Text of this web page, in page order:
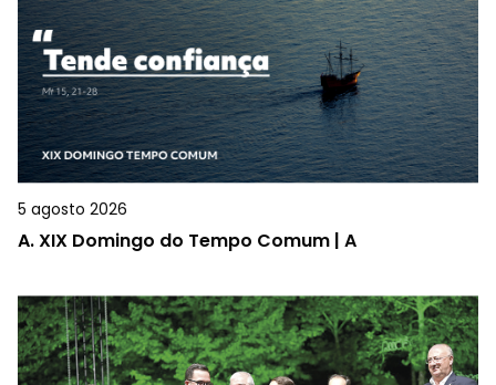
5 agosto 2026
A.XIX Domingo do Tempo Comum | A